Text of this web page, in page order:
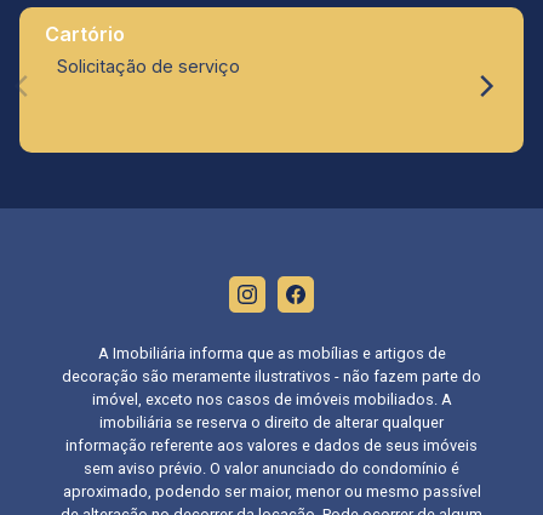
Cartório
Solicitação de serviço
A Imobiliária informa que as mobílias e artigos de
decoração são meramente ilustrativos - não fazem parte do
imóvel, exceto nos casos de imóveis mobiliados. A
imobiliária se reserva o direito de alterar qualquer
informação referente aos valores e dados de seus imóveis
sem aviso prévio. O valor anunciado do condomínio é
aproximado, podendo ser maior, menor ou mesmo passível